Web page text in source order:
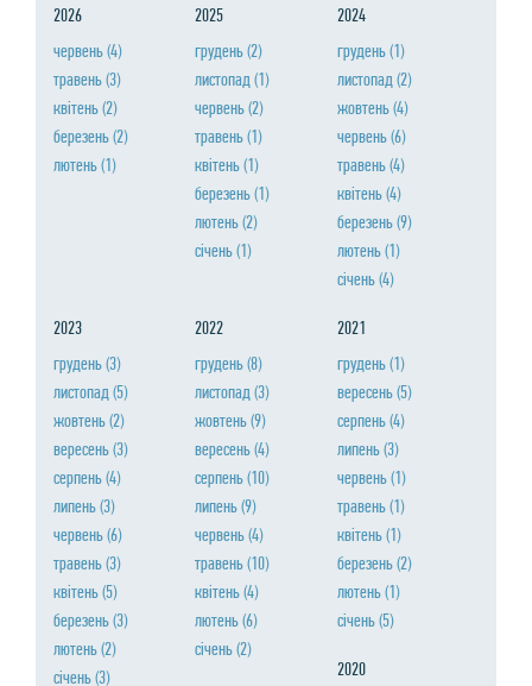
2026
червень(4)
травень(3)
квiтень(2)
березень(2)
лютень(1)
2025
грудень(2)
листопад(1)
червень(2)
травень(1)
квiтень(1)
березень(1)
лютень(2)
сiчень(1)
2024
грудень(1)
листопад(2)
жовтень(4)
червень(6)
травень(4)
квiтень(4)
березень(9)
лютень(1)
сiчень(4)
2023
грудень(3)
листопад(5)
жовтень(2)
вересень(3)
серпень(4)
липень(3)
червень(6)
травень(3)
квiтень(5)
березень(3)
лютень(2)
сiчень(3)
2022
грудень(8)
листопад(3)
жовтень(9)
вересень(4)
серпень(10)
липень(9)
червень(4)
травень(10)
квiтень(4)
лютень(6)
сiчень(2)
2021
грудень(1)
вересень(5)
серпень(4)
липень(3)
червень(1)
травень(1)
квiтень(1)
березень(2)
лютень(1)
сiчень(5)
2020